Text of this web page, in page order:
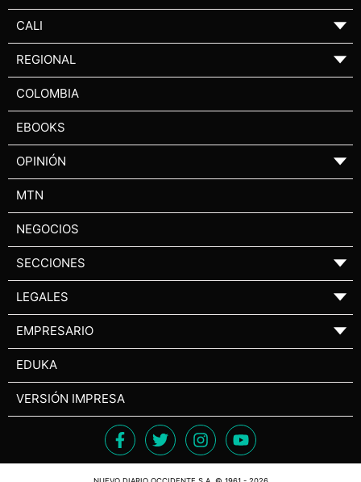
CALI ▼
REGIONAL ▼
COLOMBIA
EBOOKS
OPINIÓN ▼
MTN
NEGOCIOS
SECCIONES ▼
LEGALES ▼
EMPRESARIO ▼
EDUKA
VERSIÓN IMPRESA